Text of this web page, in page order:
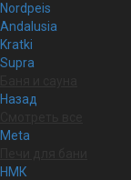
Nordpeis
Andalusia
Kratki
Supra
Назад
Meta
НМК